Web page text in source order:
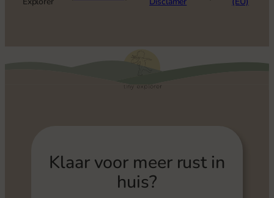
Klaar voor meer rust in
huis?